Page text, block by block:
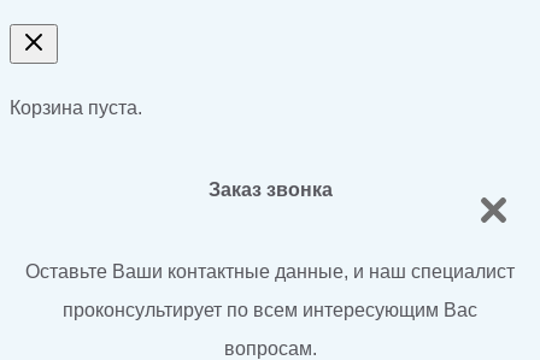
Корзина пуста.
Заказ звонка
Оставьте Ваши контактные данные, и наш специалист
проконсультирует по всем интересующим Вас
вопросам.